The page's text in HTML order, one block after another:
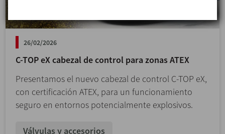
26/02/2026
C-TOP eX cabezal de control para zonas ATEX
Presentamos el nuevo cabezal de control C-TOP eX,
con certificación ATEX, para un funcionamiento
seguro en entornos potencialmente explosivos.
Válvulas y accesorios